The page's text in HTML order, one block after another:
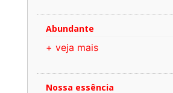
Abundante
+ veja mais
Nossa essência